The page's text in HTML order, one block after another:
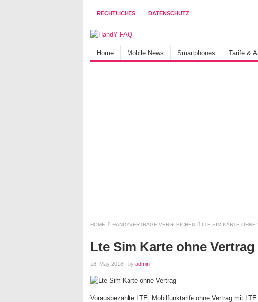
RECHTLICHES DATENSCHUTZ
Home Mobile News Smartphones Tarife &
HOME HANDYVERTRÄGE VERGLEICHEN LTE SIM KARTE OHNE
Lte Sim Karte ohne Vertrag
18. May 2018 · by admin ·
Vorausbezahlte LTE: Mobilfunktarife ohne Vertrag mit